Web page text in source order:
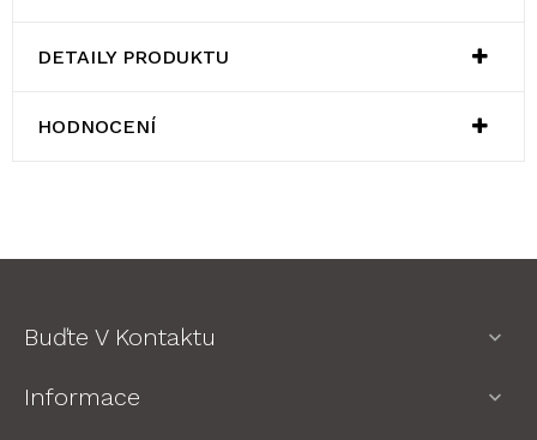
DETAILY PRODUKTU
HODNOCENÍ
Buďte V Kontaktu 
Informace 